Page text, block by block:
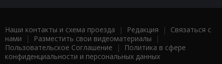
Наши контакты и схема проезда | Редакция | Связаться с
нами | Разместить свои видеоматериалы |
Пользовательское Соглашение |
Политика в сфере
конфиденциальности и персональных данных